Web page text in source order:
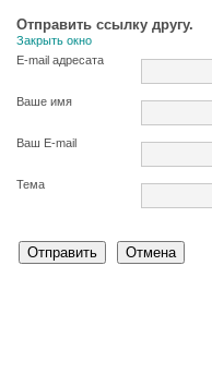
Отправить ссылку другу.
Закрыть окно
E-mail адресата
Ваше имя
Ваш E-mail
Тема
Отправить Отмена